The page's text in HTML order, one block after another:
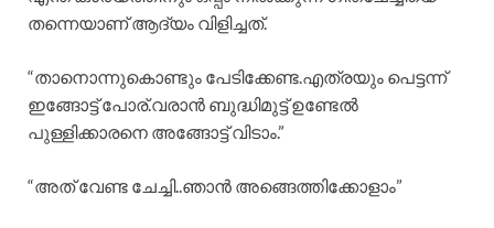
തന്നെയാണ് ആദ്യം വിളിച്ചത്.
“താനൊന്നുകൊണ്ടും പേടിക്കേണ്ട.എത്രയും പെട്ടന്ന്
ഇങ്ങോട്ട് പോര്.വരാൻ ബുദ്ധിമുട്ട് ഉണ്ടേൽ
പുള്ളിക്കാരനെ അങ്ങോട്ട് വിടാം.”
“അത് വേണ്ട ചേച്ചി..ഞാൻ അങ്ങെത്തിക്കോളാം”